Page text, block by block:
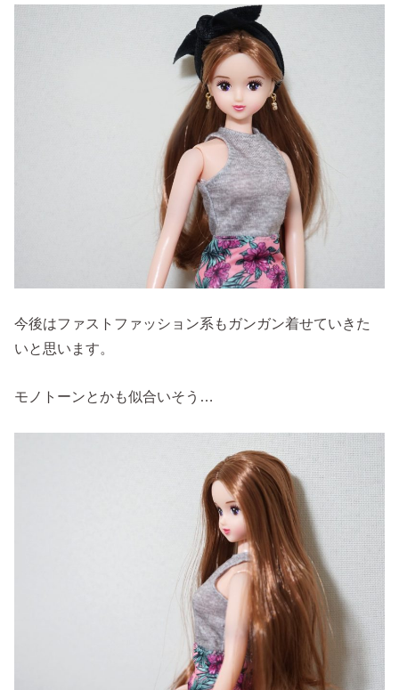
今後はファストファッション系もガンガン着せていきた
いと思います。
モノトーンとかも似合いそう…